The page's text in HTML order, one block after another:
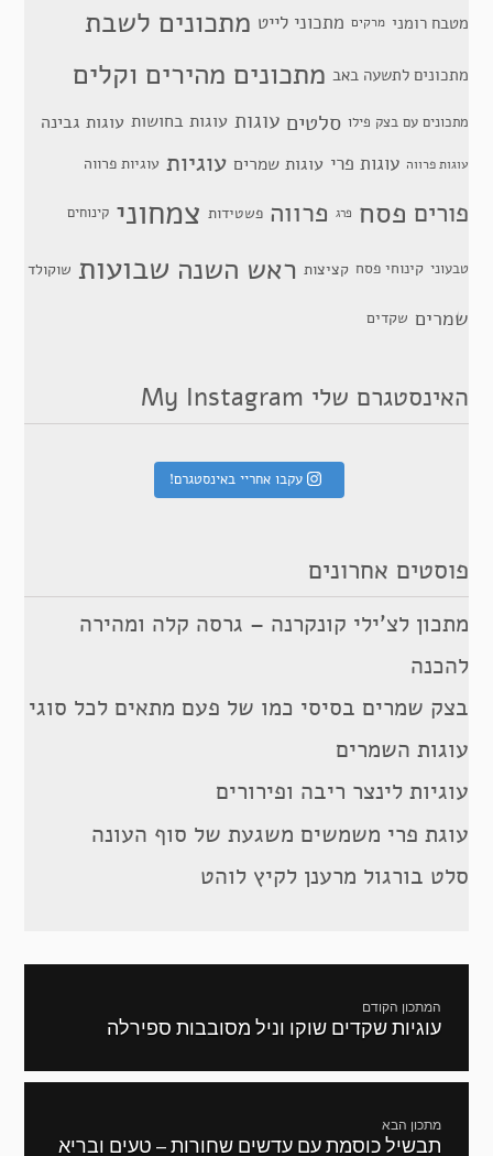
מטבח רומני מרקים מתכוני לייט מתכונים לשבת
מתכונים לתשעה באב מתכונים מהירים וקלים
מתכונים עם בצק פילו סלטים עוגות עוגות בחושות עוגות גבינה
עוגות פרווה עוגות פרי עוגות שמרים עוגיות עוגיות פרווה
פורים פסח פרג פרווה פשטידות צמחוני קינוחים
טבעוני קינוחי פסח קציצות ראש השנה שבועות שוקולד
שמרים שקדים
האינסטגרם שלי My Instagram
עקבו אחריי באינסטגרם!
פוסטים אחרונים
מתכון לצ’ילי קונקרנה – גרסה קלה ומהירה
להכנה
בצק שמרים בסיסי כמו של פעם מתאים לכל סוגי
עוגות השמרים
עוגיות לינצר ריבה ופירורים
עוגת פרי משמשים משגעת של סוף העונה
סלט בורגול מרענן לקיץ לוהט
המתכון הקודם
מתכון
עוגיות שקדים שוקו וניל מסובבות ספירלה
מתכון הבא
המתכון
תבשיל כוסמת עם עדשים שחורות – טעים ובריא